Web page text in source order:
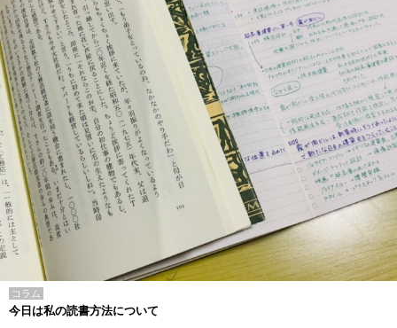
コラム
今日は私の読書方法について